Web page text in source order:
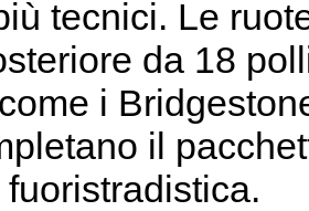
tecnici. Le
da 18
i
il